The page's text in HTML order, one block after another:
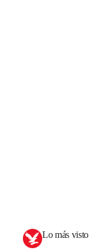
Lo más visto